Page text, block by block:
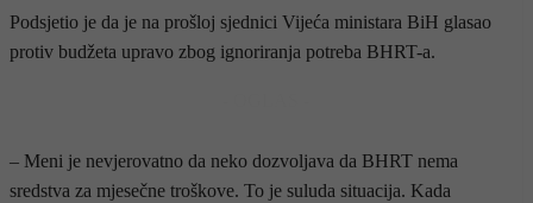
Podsjetio je da je na prošloj sjednici Vijeća ministara BiH glasao
protiv budžeta upravo zbog ignoriranja potreba BHRT-a.
– Meni je nevjerovatno da neko dozvoljava da BHRT nema
sredstva za mjesečne troškove. To je suluda situacija. Kada